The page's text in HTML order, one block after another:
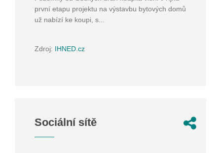
první etapu projektu na výstavbu bytových domů
už nabízí ke koupi, s...
Zdroj: IHNED.cz
Sociální sítě